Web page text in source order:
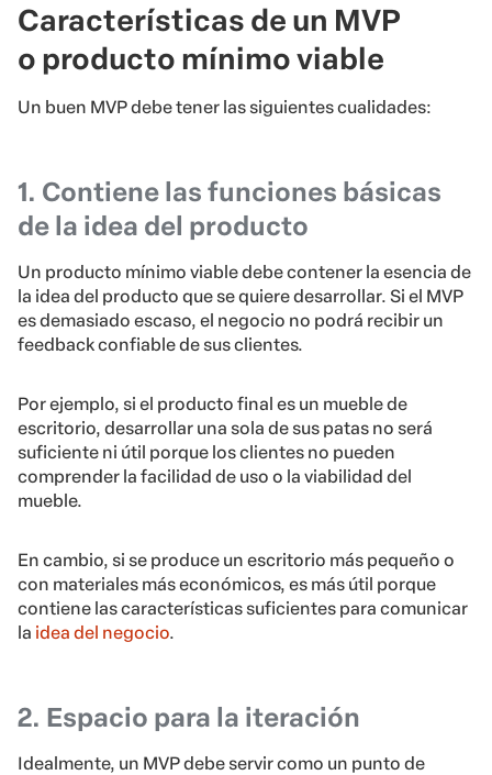
Características de un MVP
o producto mínimo viable
Un buen MVP debe tener las siguientes cualidades:
1. Contiene las funciones básicas
de la idea del producto
Un producto mínimo viable debe contener la esencia de
la idea del producto que se quiere desarrollar. Si el MVP
es demasiado escaso, el negocio no podrá recibir un
feedback confiable de sus clientes.
Por ejemplo, si el producto final es un mueble de
escritorio, desarrollar una sola de sus patas no será
suficiente ni útil porque los clientes no pueden
comprender la facilidad de uso o la viabilidad del
mueble.
En cambio, si se produce un escritorio más pequeño o
con materiales más económicos, es más útil porque
contiene las características suficientes para comunicar
la idea del negocio.
2. Espacio para la iteración
Idealmente, un MVP debe servir como un punto de